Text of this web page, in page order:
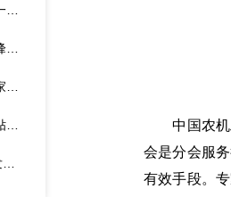
中国农机工
会是分会服
有效手段。